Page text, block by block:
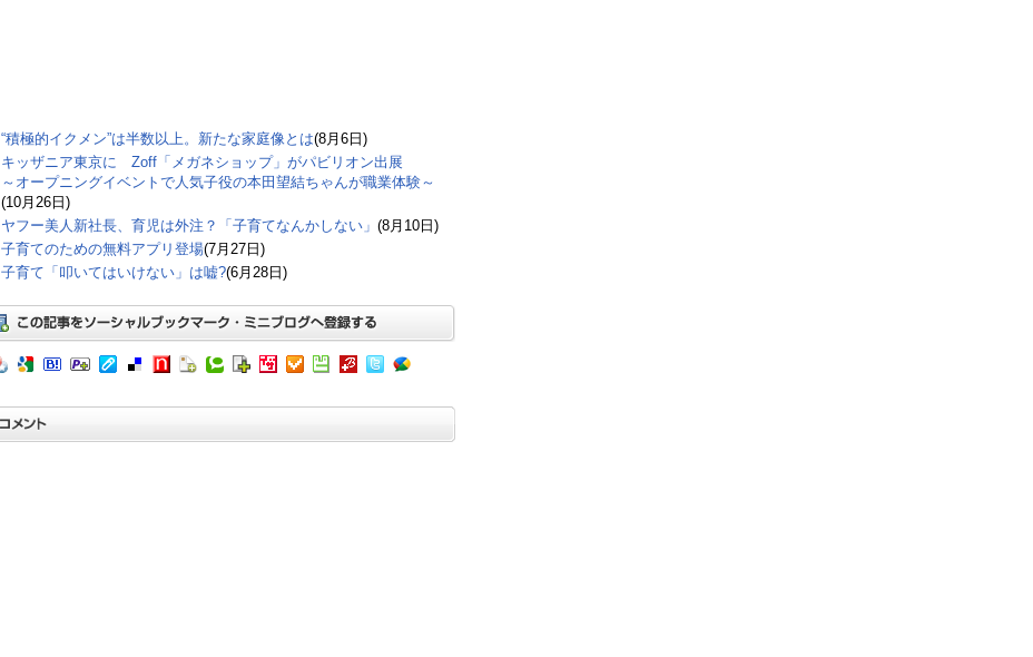
“積極的イクメン”は半数以上。新たな家庭像とは(8月6日)
キッザニア東京に Zoff「メガネショップ」がパビリオン出展
～オープニングイベントで人気子役の本田望結ちゃんが職業体験～
(10月26日)
ヤフー美人新社長、育児は外注？「子育てなんかしない」 (8月10日)
子育てのための無料アプリ登場(7月27日)
子育て「叩いてはいけない」は嘘?(6月28日)